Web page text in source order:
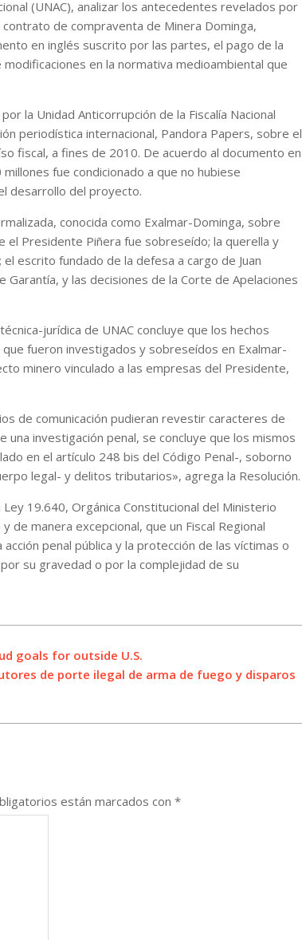
(UNAC), analizar los antecedentes revelados por
de compraventa de Minera Dominga,
en inglés suscrito por las partes, el pago de la
en la normativa medioambiental que
la Unidad Anticorrupción de la Fiscalía Nacional
periodística internacional, Pandora Papers, sobre el
fiscal, a fines de 2010. De acuerdo al documento en
fue condicionado a que no hubiese
desarrollo del proyecto.
conocida como Exalmar-Dominga, sobre
el Presidente Piñera fue sobreseído; la querella y
escrito fundado de la defesa a cargo de Juan
Garantía, y las decisiones de la Corte de Apelaciones
jurídica de UNAC concluye que los hechos
fueron investigados y sobreseídos en Exalmar-
minero vinculado a las empresas del Presidente,
de comunicación pudieran revestir caracteres de
una investigación penal, se concluye que los mismos
en el artículo 248 bis del Código Penal-, soborno
legal- y delitos tributarios», agrega la Resolución.
19.640, Orgánica Constitucional del Ministerio
de manera excepcional, que un Fiscal Regional
penal pública y la protección de las víctimas o
su gravedad o por la complejidad de su
goals for outside U.S.
de porte ilegal de arma de fuego y disparos
están marcados con *